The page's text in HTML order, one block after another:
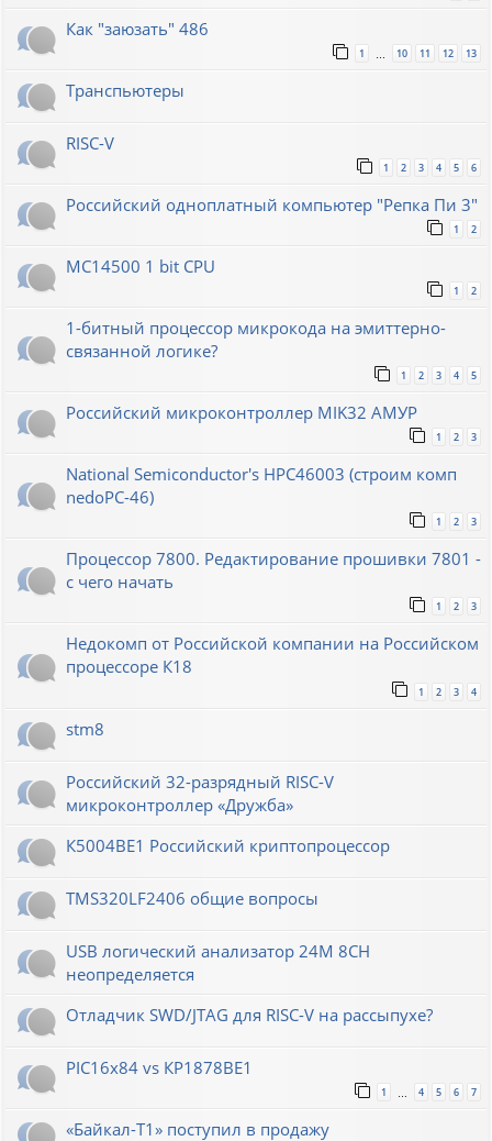
Как "заюзать" 486
1 10 11 12 13
Транспьютеры
RISC-V
1 2 3 4 5 6
Российский одноплатный компьютер "Репка Пи 3"
1 2
MC14500 1 bit CPU
1 2
1-битный процессор микрокода на эмиттерно-
связанной логике?
1 2 3 4 5
Российский микроконтроллер MIK32 АМУР
1 2 3
National Semiconductor's HPC46003 (строим комп
nedoPC-46)
1 2 3
Процессор 7800. Редактирование прошивки 7801 -
с чего начать
1 2 3
Недокомп от Российской компании на Российском
процессоре К18
1 2 3 4
stm8
Российский 32-разрядный RISC-V
микроконтроллер «Дружба»
К5004ВЕ1 Российский криптопроцессор
TMS320LF2406 общие вопросы
USB логический анализатор 24M 8CH
неопределяется
Отладчик SWD/JTAG для RISC-V на рассыпухе?
PIC16x84 vs КР1878ВЕ1
1 4 5 6 7
«Байкал-T1» поступил в продажу